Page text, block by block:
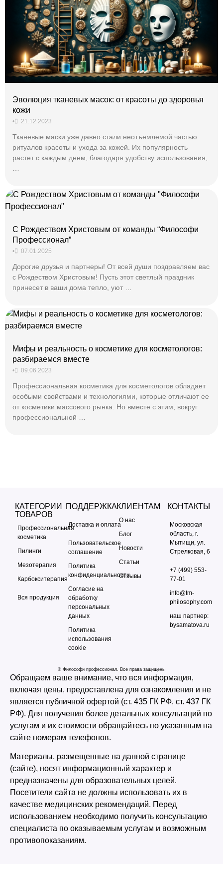
Эволюция тканевых масок: от красоты до здоровья
кожи
• 21.12.2023
Тканевые маски уже давно стали неотъемлемой частью
ритуалов красоты и ухода за кожей. Их популярность
растет с каждым днем, благодаря удобству использования,
С Рождеством Христовым от команды “Философи
Профессионал”
• 07.01.2025
Дорогие друзья и партнеры! От всей души поздравляем вас
с Рождеством Христовым! Пусть этот светлый праздник
принесет в ваши дома тепло, уют …
Мифы и реальность о косметике для косметологов:
разбираемся вместе
• 09.06.2023
Профессиональная косметика для косметологов обладает
особыми свойствами и технологиями, которые отличают ее
от косметики массового рынка. Но вместе с этим, вокруг
профессиональной …
КАТЕГОРИИ
ТОВАРОВ
Профессиональная
косметика
Пилинги
Мезотерапия
Карбокситерапия
Вся продукция
ПОДДЕРЖКА
Доставка и оплата
Пользовательское
соглашение
Политика
конфиденциальности
Согласие на
обработку
персональных
данных
Политика
использования
cookie
КЛИЕНТАМ
О нас
Блог
Новости
Статьи
Отзывы
КОНТАКТЫ
Московская
область, г.
Мытищи, ул.
Стрелковая, 6
+7 (499) 553-
77-01
info@tm-
philosophy.com
наш партнер:
bysamatova.ru
© Философи профессионал. Все права защищены
Обращаем ваше внимание, что вся информация,
включая цены, предоставлена для ознакомления и не
является публичной офертой (ст. 435 ГК РФ, cт. 437 ГК
РФ). Для получения более детальных консультаций по
услугам и их стоимости обращайтесь по указанным на
сайте номерам телефонов.
Материалы, размещенные на данной странице
(сайте), носят информационный характер и
предназначены для образовательных целей.
Посетители сайта не должны использовать их в
качестве медицинских рекомендаций. Перед
использованием необходимо получить консультацию
специалиста по оказываемым услугам и возможным
противопоказаниям.